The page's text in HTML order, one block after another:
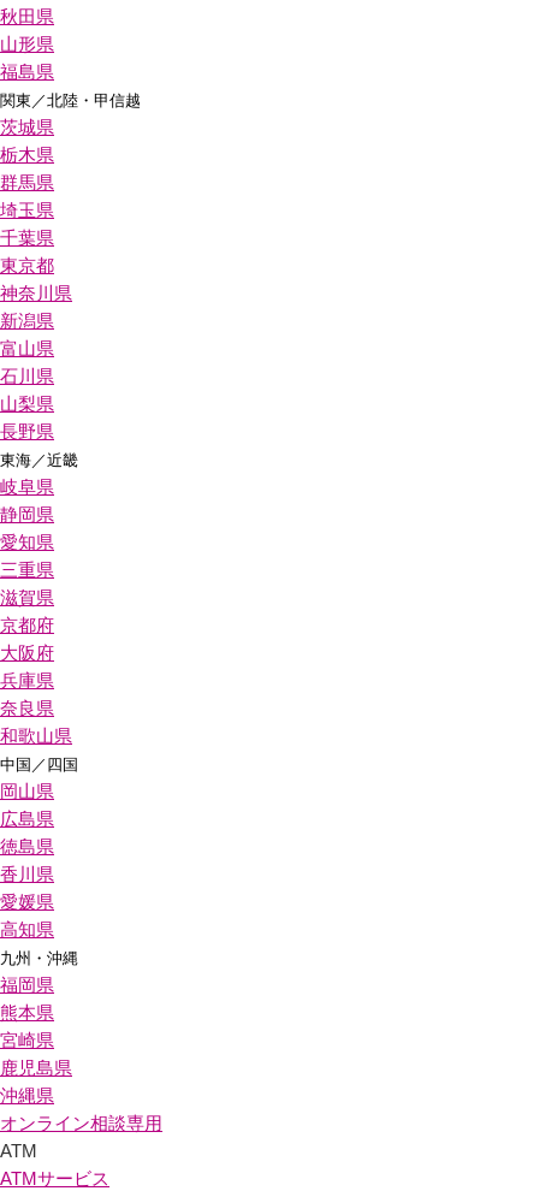
秋田県
山形県
福島県
関東／北陸・甲信越
茨城県
栃木県
群馬県
埼玉県
千葉県
東京都
神奈川県
新潟県
富山県
石川県
山梨県
長野県
東海／近畿
岐阜県
静岡県
愛知県
三重県
滋賀県
京都府
大阪府
兵庫県
奈良県
和歌山県
中国／四国
岡山県
広島県
徳島県
香川県
愛媛県
高知県
九州・沖縄
福岡県
熊本県
宮崎県
鹿児島県
沖縄県
オンライン相談専用
ATM
ATMサービス